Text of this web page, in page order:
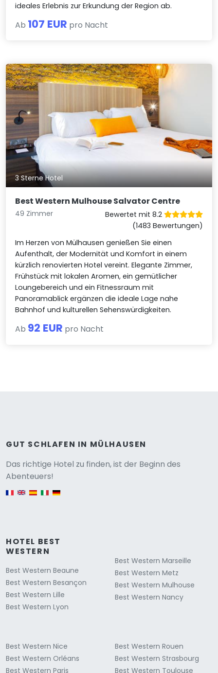
ideales Erlebnis zur Erkundung der Region ab.
Ab 107 EUR pro Nacht
3 Sterne Hotel
Best Western Mulhouse Salvator Centre
49 Zimmer
Bewertet mit 8.2
(1483 Bewertungen)
Im Herzen von Mülhausen genießen Sie einen
Aufenthalt, der Modernität und Komfort in einem
kürzlich renovierten Hotel vereint. Elegante Zimmer,
Frühstück mit lokalen Aromen, ein gemütlicher
Loungebereich und ein Fitnessraum mit
Panoramablick ergänzen die ideale Lage nahe
Bahnhof und kulturellen Sehenswürdigkeiten.
Ab 92 EUR pro Nacht
GUT SCHLAFEN IN MÜLHAUSEN
Das richtige Hotel zu finden, ist der Beginn des
Abenteuers!
HOTEL BEST
WESTERN
Best Western Beaune
Best Western Besançon
Best Western Lille
Best Western Lyon
Best Western Marseille
Best Western Metz
Best Western Mulhouse
Best Western Nancy
Best Western Nice
Best Western Orléans
Best Western Paris
Best Western Rouen
Best Western Strasbourg
Best Western Toulouse